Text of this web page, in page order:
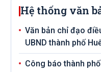
Hệ thống văn
Văn bản chỉ đạo
UBND thành phố
Công báo thành